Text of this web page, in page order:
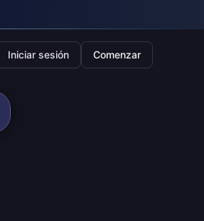
Iniciar sesión Comenzar